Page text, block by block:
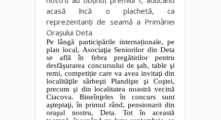
acasă încă o plachetă, ca
reprezentanţi de seamă a Primăriei
Oraşului Deta.
Pe lângă participările internaționale, pe
plan local, Asociaţia Seniorilor din Deta
se află în febra pregătirilor pentru
desfăşurarea concursului de şah, table şi
remi, competiție care va avea invitaţi din
localităţile sârbeşti Plandişte şi Coştei,
precum şi din localitatea noastră vecină
Ciacova. Bineînţeles în concurs sunt
aşteptaţi, în primul rând, pensionarii din
oraşul nostru, Deta. Tot în această